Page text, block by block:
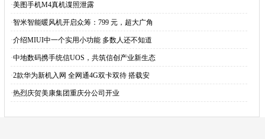
·美图手机M4真机谍照泄露
·智米智能暖风机开启众筹：799 元，超大广角
·介绍MIUI中一个实用小功能 多数人还不知道
·中地数码携手统信UOS，共筑信创产业新生态
·2款华为新机入网 全网通4G双卡双待 搭载安
·热烈庆贺美康集团重庆分公司开业